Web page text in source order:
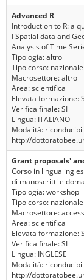
Advanced R
Introduction to R: a
I Spatial data and
Analysis of Time
Tipologia: altro
Tipo corso: nazionale
Macrosettore: altro
Area: scientifica
Elevata formazione:
Verifica finale: SI
Lingua: ITALIANO
Modalità:
http://
Grant proposals'
Corso in lingua
di manoscritti e
Tipologia: workshop
Tipo corso: nazionale
Macrosettore:
Area: scientifica
Elevata formazione:
Verifica finale: SI
Lingua: INGLESE
Modalità:
http://